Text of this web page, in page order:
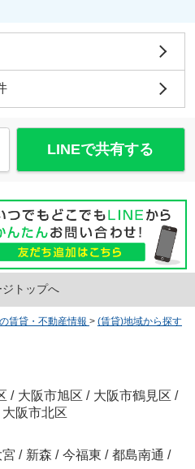
LINEで共有する
ジトップへ
賃貸・不動産情報 > (賃貸)地域から探す
/ 大阪市旭区 / 大阪市鶴見区 /
大阪市北区
宮 / 新森 / 今福東 / 都島南通 /